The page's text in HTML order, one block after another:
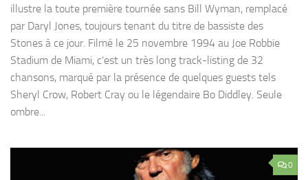
illustre la toute première tournée sans Bill Wyman, remplacé
par Daryl Jones, toujours tenant du titre de bassiste des
Stones à ce jour. Filmé le 25 novembre 1994 au Joe Robbie
Stadium de Miami, c’est un très long track-listing de 32
chansons, marqué par la présence de quelques guests tels
Sheryl Crow, Robert Cray ou le légendaire Bo Diddley. Seule
ombre...
0